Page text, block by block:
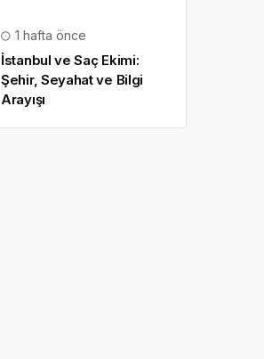
1 hafta önce
İstanbul ve Saç Ekimi:
Şehir, Seyahat ve Bilgi
Arayışı